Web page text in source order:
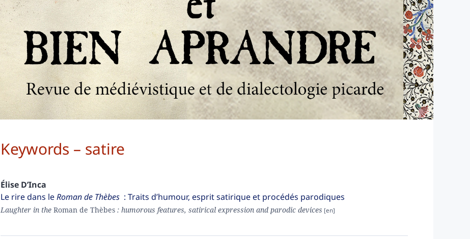
Keywords – satire
Élise D’Inca
Le rire dans leRoman de Thèbes : Traits d’humour, esprit satirique et procédés parodiques
Laughter in the Roman de Thèbes : humorous features, satirical expression and parodic devices